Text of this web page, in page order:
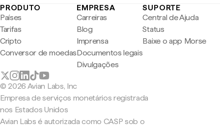
PRODUTO
Países
Tarifas
Cripto
Conversor de moedas
EMPRESA
Carreiras
Blog
Imprensa
Documentos legais
Divulgações
SUPORTE
Central de Ajuda
Status
Baixe o app Morse
© 2026 Avian Labs, Inc
Empresa de serviços monetários registrada
nos Estados Unidos
Avian Labs é autorizada como CASP sob o